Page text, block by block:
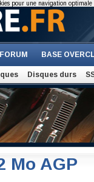
FORUM BASE
Disques durs
Mo AGP
pour une navigation